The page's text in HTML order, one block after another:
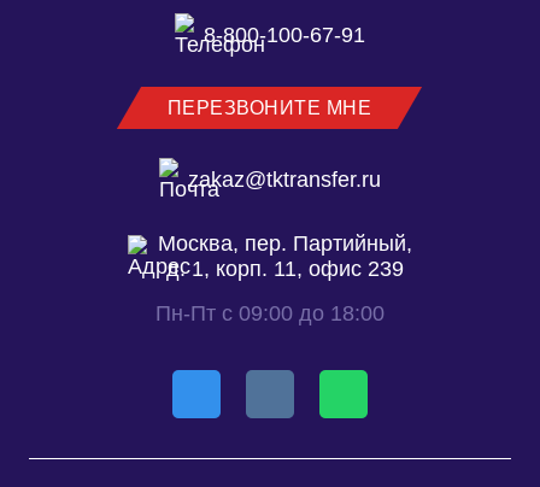
8-800-100-67-91
ПЕРЕЗВОНИТЕ МНЕ
zakaz@tktransfer.ru
Москва, пер. Партийный,
д. 1, корп. 11, офис 239
Пн-Пт с 09:00 до 18:00